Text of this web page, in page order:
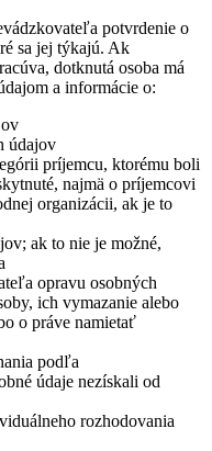
potvrdenie o
sa jej týkajú. Ak
dotknutá osoba má
a informácie o:
údajov
príjemcu, ktorému boli
najmä o príjemcovi
organizácii, ak je to
ak to nie je možné,
opravu osobných
ich vymazanie alebo
o práve namietať
podľa
údaje nezískali od
rozhodovania